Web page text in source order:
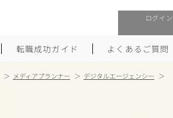
ログイン
転職成功ガイド よくあるご質問
メディアプランナー
デジタルエージェンシー